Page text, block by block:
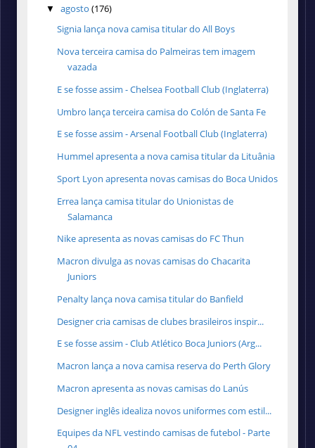
▼ agosto (176)
Signia lança nova camisa titular do All Boys
Nova terceira camisa do Palmeiras tem imagem
vazada
E se fosse assim - Chelsea Football Club (Inglaterra)
Umbro lança terceira camisa do Colón de Santa Fe
E se fosse assim - Arsenal Football Club (Inglaterra)
Hummel apresenta a nova camisa titular da Lituânia
Sport Lyon apresenta novas camisas do Boca Unidos
Errea lança camisa titular do Unionistas de
Salamanca
Nike apresenta as novas camisas do FC Thun
Macron divulga as novas camisas do Chacarita
Juniors
Penalty lança nova camisa titular do Banfield
Designer cria camisas de clubes brasileiros inspir...
E se fosse assim - Club Atlético Boca Juniors (Arg...
Macron lança a nova camisa reserva do Perth Glory
Macron apresenta as novas camisas do Lanús
Designer inglês idealiza novos uniformes com estil...
Equipes da NFL vestindo camisas de futebol - Parte